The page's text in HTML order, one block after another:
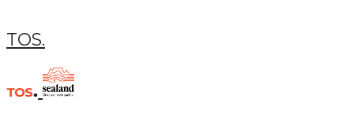
TOS.